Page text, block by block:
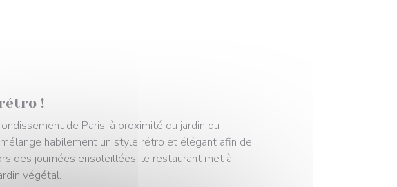
!
de Paris, à proximité du jardin du
habilement un style rétro et élégant afin de
des journées ensoleillées, le restaurant met à
végétal.